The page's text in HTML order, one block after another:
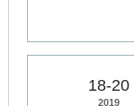
18-20
2019